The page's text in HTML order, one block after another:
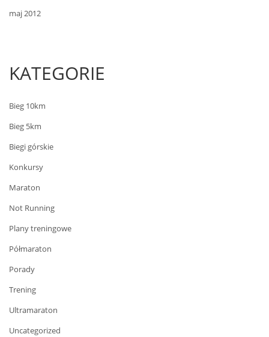
maj 2012
KATEGORIE
Bieg 10km
Bieg 5km
Biegi górskie
Konkursy
Maraton
Not Running
Plany treningowe
Półmaraton
Porady
Trening
Ultramaraton
Uncategorized